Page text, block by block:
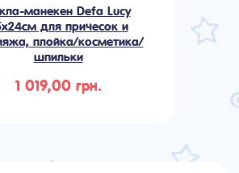
манекен Defa Lucy
для причесок и
плойка/косметика/
шпильки
1 019,00 грн.